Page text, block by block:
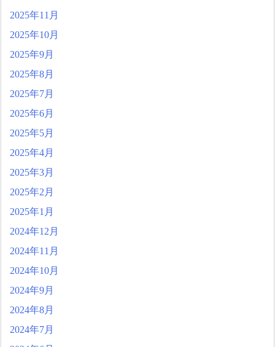
たらす！ドイツ紙
海外サッカー、引退する
ような年齢のおっさんが無
双する
Powered by livedoor 相互RS
2025年11月
2025年10月
2025年9月
2025年8月
2025年7月
2025年6月
2025年5月
2025年4月
2025年3月
2025年2月
2025年1月
2024年12月
2024年11月
2024年10月
2024年9月
2024年8月
2024年7月